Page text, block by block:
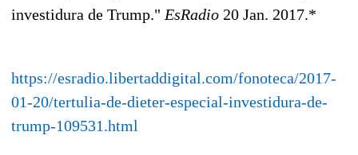
investidura de Trump." EsRadio 20 Jan. 2017.*
https://esradio.libertaddigital.com/fonoteca/2017-
01-20/tertulia-de-dieter-especial-investidura-de-
trump-109531.html